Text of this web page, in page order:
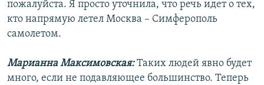
пожалуйста. Я просто уточнила, что речь идет о тех,
кто напрямую летел Москва – Симферополь
самолетом.
Марианна Максимовская:Таких людей явно будет
много, если не подавляющее большинство. Теперь